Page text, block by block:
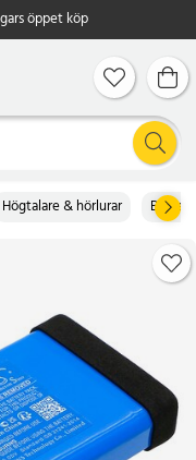
öppet köp
Högtalare & hörlurar